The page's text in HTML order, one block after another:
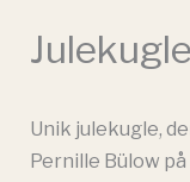
Unik julekugle,
Pernille Bülow